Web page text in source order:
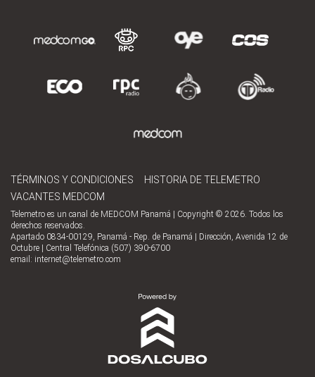
TÉRMINOS Y CONDICIONES
HISTORIA DE TELEMETRO
VACANTES MEDCOM
Telemetro es un canal de MEDCOM Panamá | Copyright © 2026. Todos los
derechos reservados.
Apartado 0834-00129, Panamá - Rep. de Panamá | Dirección, Avenida 12 de
Octubre | Central Telefónica (507) 390-6700
email: internet@telemetro.com